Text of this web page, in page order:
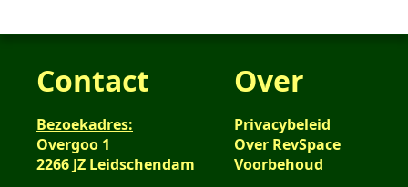
Contact
Bezoekadres:
Overgoo 1
2266 JZ Leidschendam
Over
Privacybeleid
Over RevSpace
Voorbehoud